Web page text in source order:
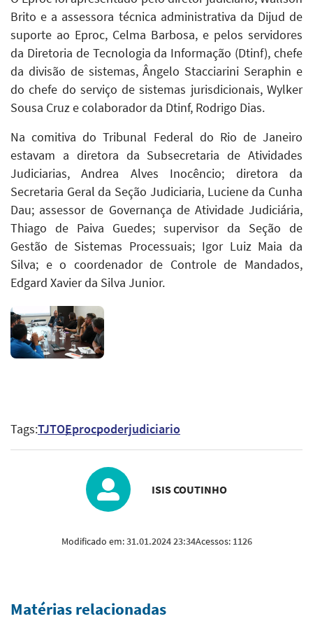
Brito e a assessora técnica administrativa da Dijud de
suporte ao Eproc, Celma Barbosa, e pelos servidores
da Diretoria de Tecnologia da Informação (Dtinf), chefe
da divisão de sistemas, Ângelo Stacciarini Seraphin e
do chefe do serviço de sistemas jurisdicionais, Wylker
Sousa Cruz e colaborador da Dtinf, Rodrigo Dias.
Na comitiva do Tribunal Federal do Rio de Janeiro
estavam a diretora da Subsecretaria de Atividades
Judiciarias, Andrea Alves Inocêncio; diretora da
Secretaria Geral da Seção Judiciaria, Luciene da Cunha
Dau; assessor de Governança de Atividade Judiciária,
Thiago de Paiva Guedes; supervisor da Seção de
Gestão de Sistemas Processuais; Igor Luiz Maia da
Silva; e o coordenador de Controle de Mandados,
Edgard Xavier da Silva Junior.
Tags:TJTOEprocpoderjudiciario
ISIS COUTINHO
Modificado em:31.01.2024 23:34Acessos: 1126
Matérias relacionadas